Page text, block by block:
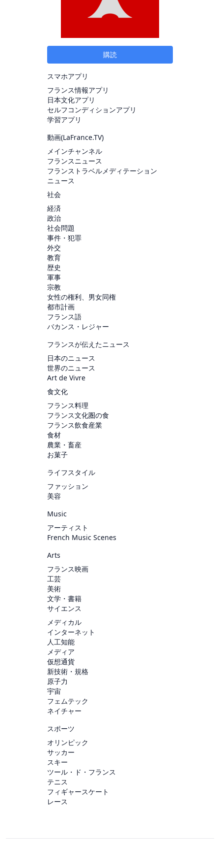
購読
スマホアプリ
フランス情報アプリ
日本文化アプリ
セルフコンディションアプリ
学習アプリ
動画(LaFrance.TV)
メインチャンネル
フランスニュース
フランストラベルメディテーション
ニュース
社会
経済
政治
社会問題
事件・犯罪
外交
教育
歴史
軍事
宗教
女性の権利、男女同権
都市計画
フランス語
バカンス・レジャー
フランスが伝えたニュース
日本のニュース
世界のニュース
Art de Vivre
食文化
フランス料理
フランス文化圏の食
フランス飲食産業
食材
農業・畜産
お菓子
ライフスタイル
ファッション
美容
Music
アーティスト
French Music Scenes
Arts
フランス映画
工芸
美術
文学・書籍
サイエンス
メディカル
インターネット
人工知能
メディア
仮想通貨
新技術・規格
原子力
宇宙
フェムテック
ネイチャー
スポーツ
オリンピック
サッカー
スキー
ツール・ド・フランス
テニス
フィギャースケート
レース